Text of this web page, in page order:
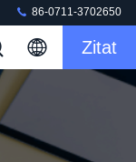
86-0711-3702650
Zitat